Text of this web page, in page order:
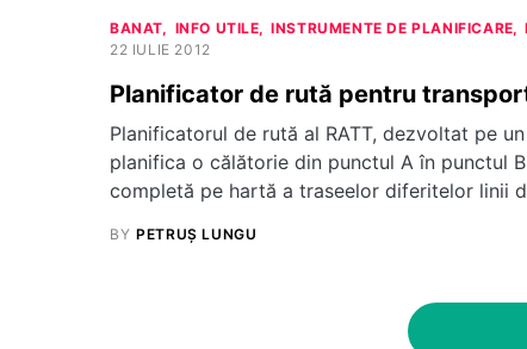
BANAT INFO UTILE INSTRUMENTE DE PLANIFICARE
22 IULIE 2012
Planificator de rută pentru
Planificatorul de rută al RATT, dezvoltat pe
planifica o călătorie din punctul A în punctul
completă pe hartă a traseelor diferitelor linii
BY PETRUȘ LUNGU